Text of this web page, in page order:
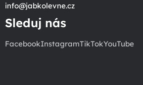
info@jabkolevne.cz
Sleduj nás
FacebookInstagramTikTokYouTube